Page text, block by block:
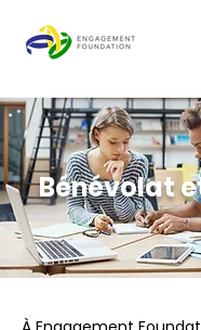
Bénévolat